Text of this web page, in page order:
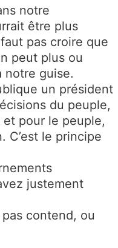
notre
être plus
pas croire que
peut plus ou
notre guise.
un président
du peuple,
pour le peuple,
C’est le principe
justement
contend, ou